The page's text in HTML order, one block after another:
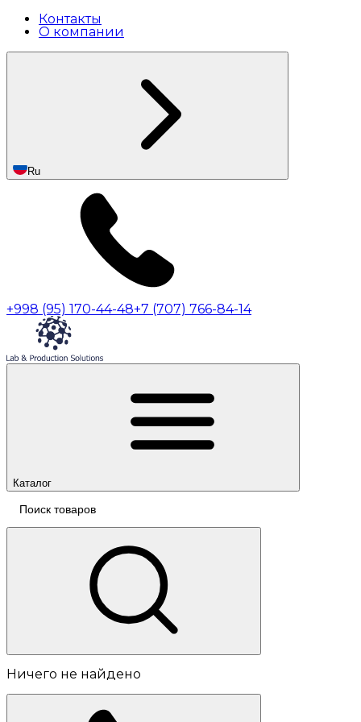
Контакты
О компании
Ru
+998 (95) 170-44-48+7 (707) 766-84-14
Каталог
Ничего не найдено